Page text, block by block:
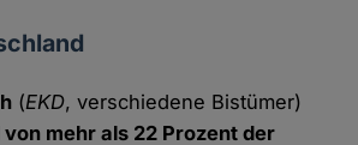
(EKD, verschiedene Bistümer)
mehr als 22 Prozent der